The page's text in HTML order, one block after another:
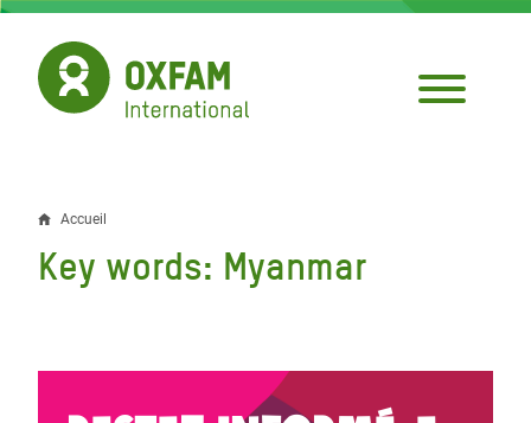
Aller
contenu
principal
Fil
d'Ariane
Accueil
Key words: Myanmar